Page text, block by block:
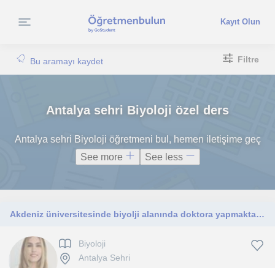
Kayıt Olun
Bu aramayı kaydet Filtre
Antalya sehri Biyoloji özel ders
Antalya sehri Biyoloji öğretmeni bul, hemen iletişime geç
See more
See less
Akdeniz üniversitesinde biyolji alanında doktora yapmaktayım. Fen bilgisi ve biyoloji dersi veriyorum
Biyoloji
Antalya Sehri